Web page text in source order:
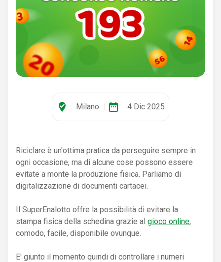
where_to_vote Milano date_range 4 Dic 2025
Riciclare è un'ottima pratica da perseguire sempre in
ogni occasione, ma di alcune cose possono essere
evitate a monte la produzione fisica. Parliamo di
digitalizzazione di documenti cartacei.
Il SuperEnalotto offre la possibilità di evitare la
stampa fisica della schedina grazie al gioco online,
comodo, facile, disponibile ovunque.
E' giunto il momento quindi di controllare i numeri